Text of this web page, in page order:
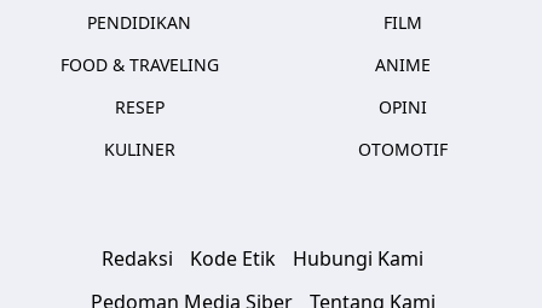
PENDIDIKAN
FOOD & TRAVELING
RESEP
KULINER
FILM
ANIME
OPINI
OTOMOTIF
Redaksi Kode Etik
Hubungi Kami
Pedoman Media Siber
Tentang Kami